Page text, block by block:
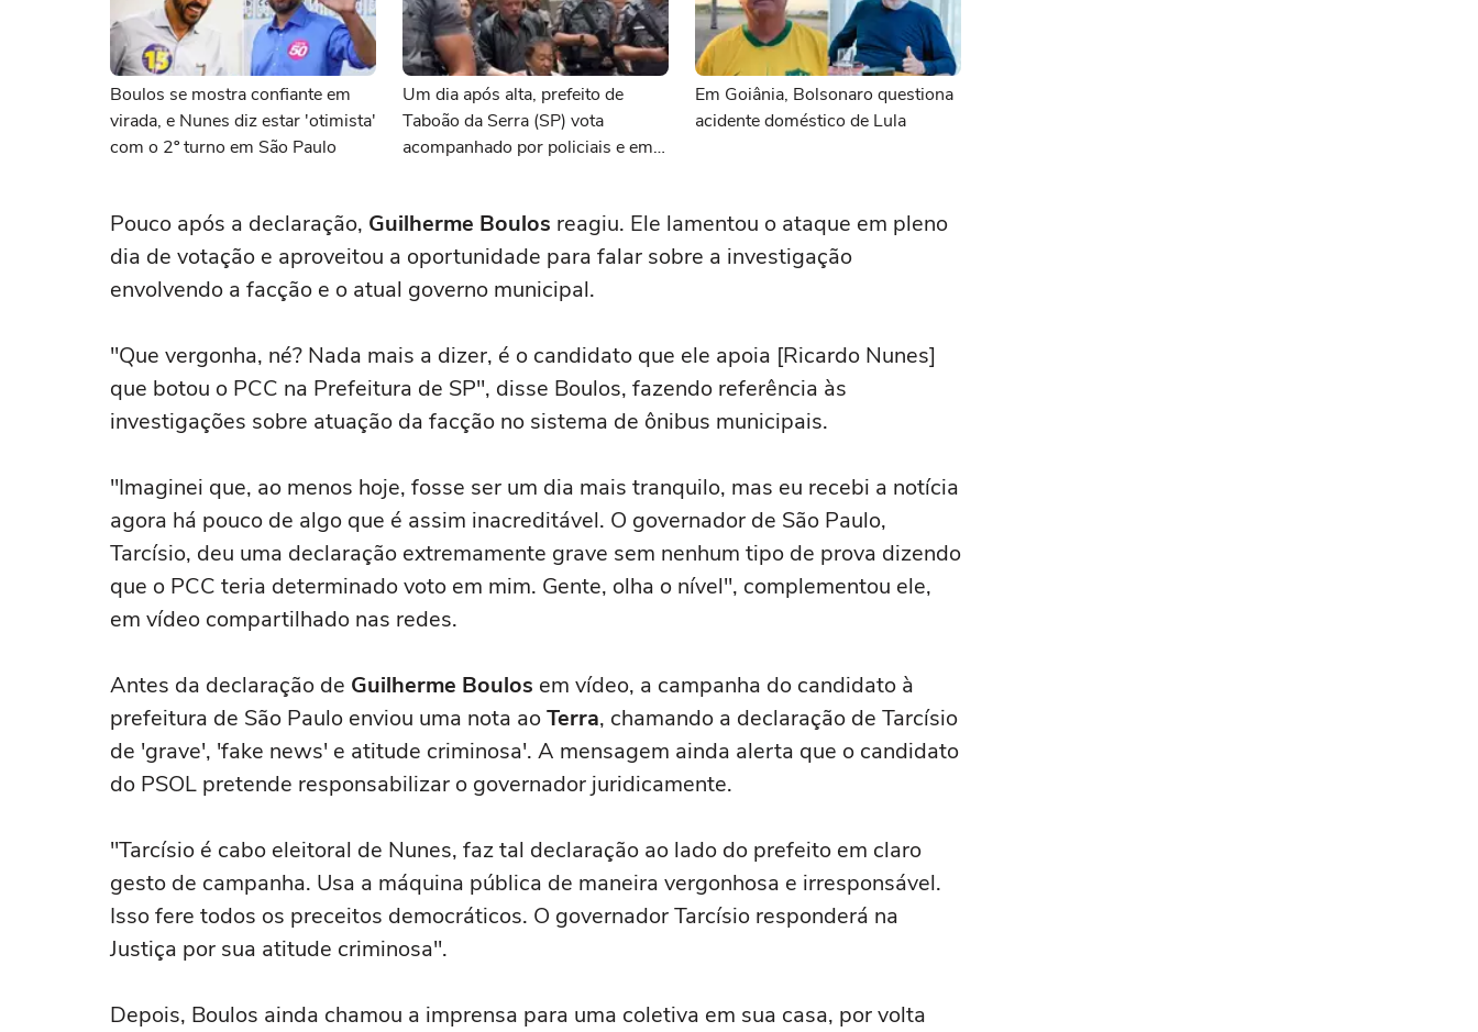
Boulos se mostra confiante em
virada, e Nunes diz estar 'otimista'
com o 2º turno em São Paulo
Um dia após alta, prefeito de
Taboão da Serra (SP) vota
acompanhado por policiais e em
Em Goiânia, Bolsonaro questiona
acidente doméstico de Lula
Pouco após a declaração, Guilherme Boulos reagiu. Ele lamentou o ataque em pleno
dia de votação e aproveitou a oportunidade para falar sobre a investigação
envolvendo a facção e o atual governo municipal.
"Que vergonha, né? Nada mais a dizer, é o candidato que ele apoia [Ricardo Nunes]
que botou o PCC na Prefeitura de SP", disse Boulos, fazendo referência às
investigações sobre atuação da facção no sistema de ônibus municipais.
"Imaginei que, ao menos hoje, fosse ser um dia mais tranquilo, mas eu recebi a notícia
agora há pouco de algo que é assim inacreditável. O governador de São Paulo,
Tarcísio, deu uma declaração extremamente grave sem nenhum tipo de prova dizendo
que o PCC teria determinado voto em mim. Gente, olha o nível", complementou ele,
em vídeo compartilhado nas redes.
Antes da declaração de Guilherme Boulos em vídeo, a campanha do candidato à
prefeitura de São Paulo enviou uma nota aoTerra, chamando a declaração de Tarcísio
de 'grave', 'fake news' e atitude criminosa'. A mensagem ainda alerta que o candidato
do PSOL pretende responsabilizar o governador juridicamente.
"Tarcísio é cabo eleitoral de Nunes, faz tal declaração ao lado do prefeito em claro
gesto de campanha. Usa a máquina pública de maneira vergonhosa e irresponsável.
Isso fere todos os preceitos democráticos. O governador Tarcísio responderá na
Justiça por sua atitude criminosa".
Depois, Boulos ainda chamou a imprensa para uma coletiva em sua casa, por volta